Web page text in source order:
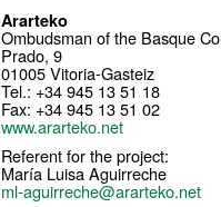
Ararteko
Ombudsman of the Basque
Prado, 9
01005 Vitoria-Gasteiz
Tel.: +34 945 13 51 18
Fax: +34 945 13 51 02
www.ararteko.net
Referent for the project:
María Luisa Aguirreche
ml-aguirreche@ararteko.net